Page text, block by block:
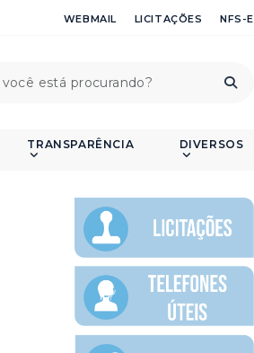
WEBMAIL LICITAÇÕES NFS-E
TRANSPARÊNCIA DIVERSOS